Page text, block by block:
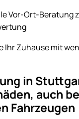
Vor-Ort-Beratung
Ihr Zuhause mit
in
auch
Fahrzeugen